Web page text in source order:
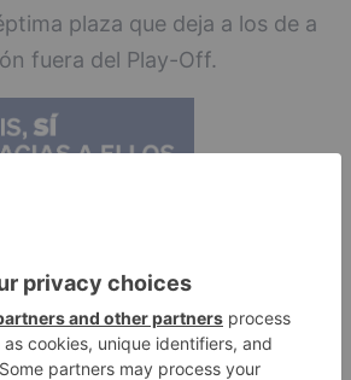
plaza que deja a los de a
fuera del Play-Off.